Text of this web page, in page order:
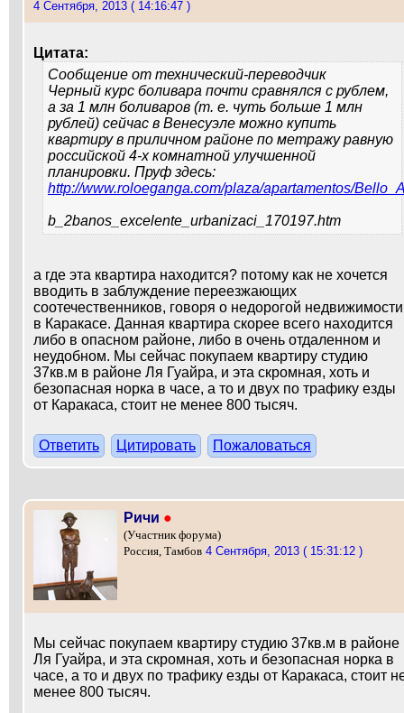
4 Сентября, 2013 ( 14:16:47 )
Цитата:
Сообщение от технический-переводчик
Черный курс боливара почти сравнялся с рублем,
а за 1 млн боливаров (т. е. чуть больше 1 млн
рублей) сейчас в Венесуэле можно купить
квартиру в приличном районе по метражу равную
российской 4-х комнатной улучшенной
планировки. Пруф здесь:
http://www.roloeganga.com/plaza/apartamentos/
b_2banos_excelente_urbanizaci_170197.htm
а где эта квартира находится? потому как не хочется
вводить в заблуждение переезжающих
соотечественников, говоря о недорогой недвижимости
в Каракасе. Данная квартира скорее всего находится
либо в опасном районе, либо в очень отдаленном и
неудобном. Мы сейчас покупаем квартиру студию
37кв.м в районе Ля Гуайра, и эта скромная, хоть и
безопасная норка в часе, а то и двух по трафику езды
от Каракаса, стоит не менее 800 тысяч.
Ответить Цитировать Пожаловаться
Ричи ●
(Участник форума)
Россия, Тамбов 4 Сентября, 2013 ( 15:31:12 )
Мы сейчас покупаем квартиру студию 37кв.м в районе
Ля Гуайра, и эта скромная, хоть и безопасная норка в
часе, а то и двух по трафику езды от Каракаса, стоит
менее 800 тысяч.